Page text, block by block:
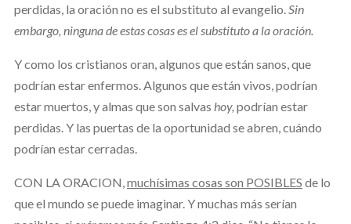
perdidas, la oración no es el substituto al evangelio.Sin
embargo, ninguna de estas cosas es el substituto a la oración.
Y como los cristianos oran, algunos que están sanos, que
podrían estar enfermos. Algunos que están vivos, podrían
estar muertos, y almas que son salvas hoy, podrían estar
perdidas. Y las puertas de la oportunidad se abren, cuándo
podrían estar cerradas.
CON LA ORACION,muchísimas cosas son POSIBLES de lo
que el mundo se puede imaginar. Y muchas más serían